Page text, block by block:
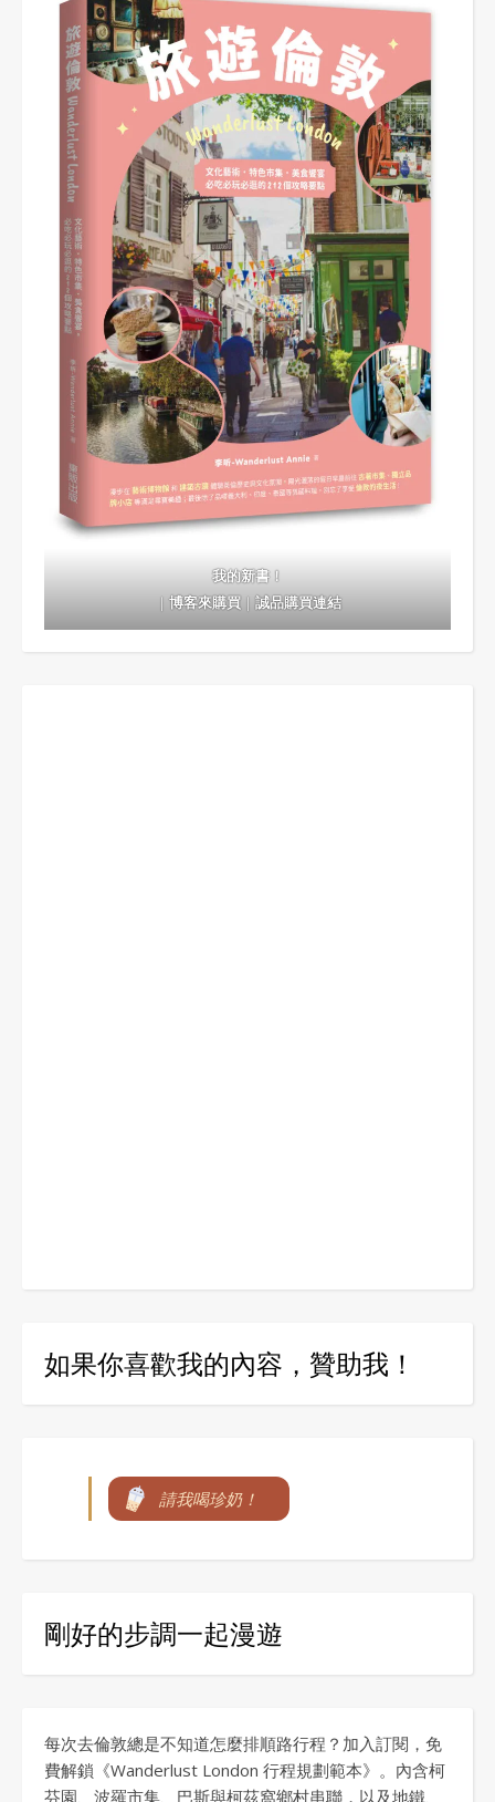
我的新書！
｜博客來購買｜誠品購買連結
如果你喜歡我的內容，贊助我！
請我喝珍奶！
剛好的步調一起漫遊
每次去倫敦總是不知道怎麼排順路行程？加入訂閱，免
費解鎖《Wanderlust London 行程規劃範本》。內含柯
芬園、波羅市集、巴斯與柯茲窩鄉村串聯，以及地鐵、